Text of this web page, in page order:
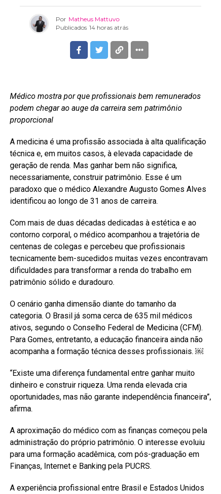
Por Matheus Mattuvo
Publicados 14 horas atrás
Médico mostra por que profissionais bem remunerados
podem chegar ao auge da carreira sem patrimônio
proporcional
A medicina é uma profissão associada à alta qualificação
técnica e, em muitos casos, à elevada capacidade de
geração de renda. Mas ganhar bem não significa,
necessariamente, construir patrimônio. Esse é um
paradoxo que o médico Alexandre Augusto Gomes Alves
identificou ao longo de 31 anos de carreira.
Com mais de duas décadas dedicadas à estética e ao
contorno corporal, o médico acompanhou a trajetória de
centenas de colegas e percebeu que profissionais
tecnicamente bem-sucedidos muitas vezes encontravam
dificuldades para transformar a renda do trabalho em
patrimônio sólido e duradouro.
O cenário ganha dimensão diante do tamanho da
categoria. O Brasil já soma cerca de 635 mil médicos
ativos, segundo o Conselho Federal de Medicina (CFM).
Para Gomes, entretanto, a educação financeira ainda não
acompanha a formação técnica desses profissionais. ￼
“Existe uma diferença fundamental entre ganhar muito
dinheiro e construir riqueza. Uma renda elevada cria
oportunidades, mas não garante independência financeira”,
afirma.
A aproximação do médico com as finanças começou pela
administração do próprio patrimônio. O interesse evoluiu
para uma formação acadêmica, com pós-graduação em
Finanças, Internet e Banking pela PUCRS.
A experiência profissional entre Brasil e Estados Unidos